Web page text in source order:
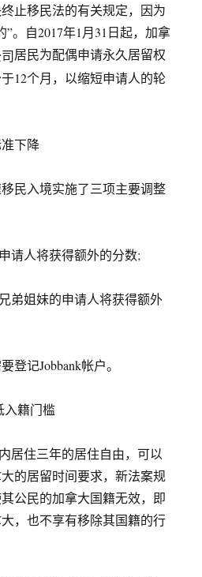
止移民法的有关规定，因为
。自2017年1月31日起，加拿
居民为配偶申请永久居留权
12个月，以缩短申请人的轮
下降
入境实施了三项主要调整
人将获得额外的分数;
姐妹的申请人将获得额外
记Jobbank帐户。
籍门槛
住三年的居住自由，可以
的居留时间要求，新法案规
公民的加拿大国籍无效，即
，也不享有移除其国籍的行